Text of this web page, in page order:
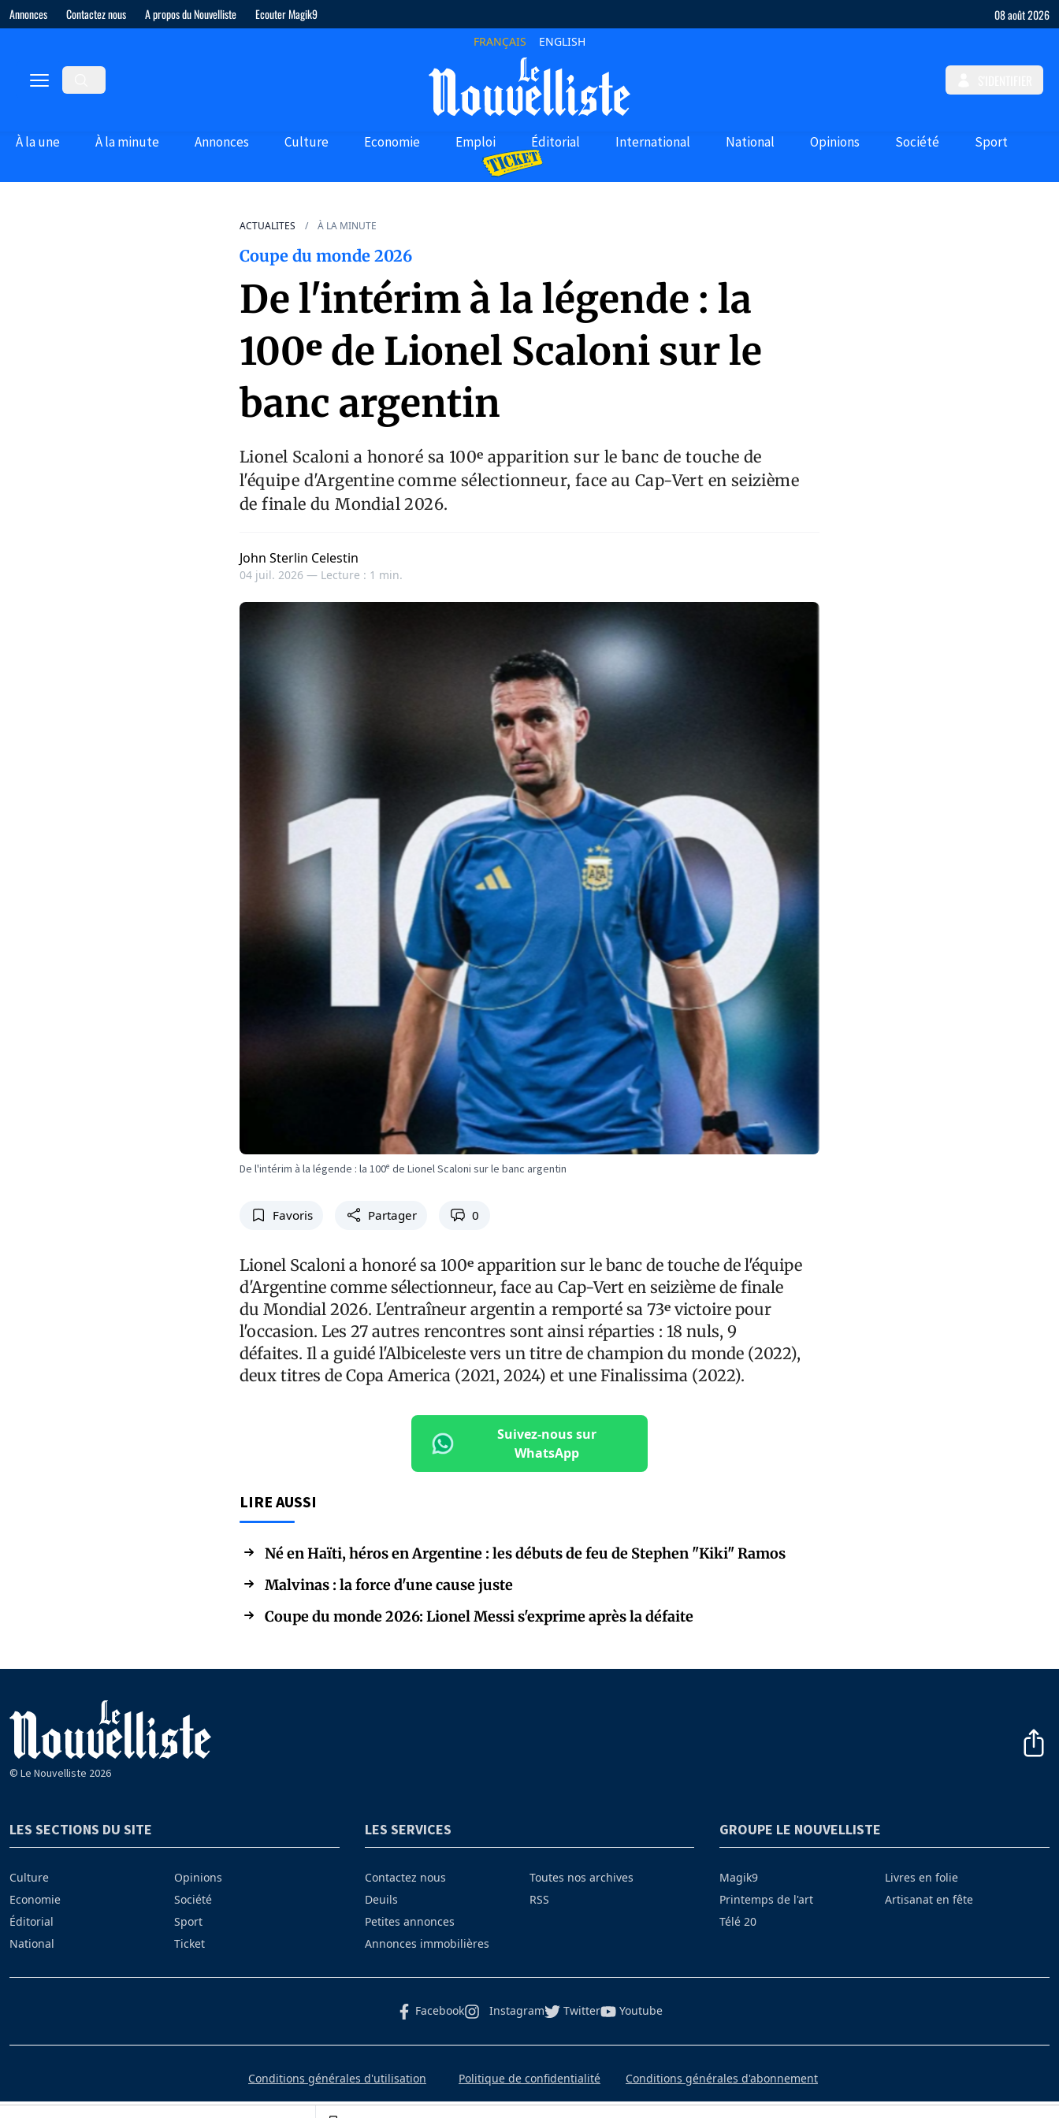
Annonces Contactez nous A propos du Nouvelliste Ecouter Magik9 08 août 2026
FRANÇAIS ENGLISH
À la une À la minute Annonces Culture Economie Emploi Éditorial International National Opinions Société Sport
ACTUALITES À LA MINUTE
Coupe du monde 2026
De l'intérim à la légende : la
100ᵉ de Lionel Scaloni sur le
banc argentin
Lionel Scaloni a honoré sa 100ᵉ apparition sur le banc de touche de
l'équipe d'Argentine comme sélectionneur, face au Cap-Vert en seizième
de finale du Mondial 2026.
John Sterlin Celestin
04 juil. 2026 — Lecture : 1 min.
De l'intérim à la légende : la 100ᵉ de Lionel Scaloni sur le banc argentin
Favoris Partager 0
Lionel Scaloni a honoré sa 100ᵉ apparition sur le banc de touche de l'équipe
d'Argentine comme sélectionneur, face au Cap-Vert en seizième de finale
du Mondial 2026. L'entraîneur argentin a remporté sa 73ᵉ victoire pour
l'occasion. Les 27 autres rencontres sont ainsi réparties : 18 nuls, 9
défaites. Il a guidé l'Albiceleste vers un titre de champion du monde (2022),
deux titres de Copa America (2021, 2024) et une Finalissima (2022).
Suivez-nous sur
WhatsApp
LIRE AUSSI
Né en Haïti, héros en Argentine : les débuts de feu de Stephen "Kiki" Ramos
Malvinas : la force d'une cause juste
Coupe du monde 2026: Lionel Messi s'exprime après la défaite
© Le Nouvelliste 2026
LES SECTIONS DU SITE
Culture
Economie
Éditorial
National
Opinions
Société
Sport
Ticket
LES SERVICES
Contactez nous
Deuils
Petites annonces
Annonces immobilières
Toutes nos archives
RSS
GROUPE LE NOUVELLISTE
Magik9
Printemps de l'art
Télé 20
Livres en folie
Artisanat en fête
Facebook Instagram Twitter Youtube
Conditions générales d'utilisation Politique de confidentialité Conditions générales d'abonnement